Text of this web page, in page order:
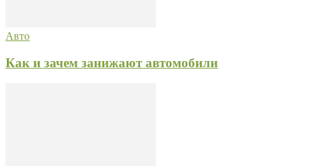
Авто
Как и зачем занижают автомобили